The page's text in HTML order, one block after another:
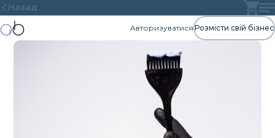
Назад
Авторизуватися Розмісти свій бізнес